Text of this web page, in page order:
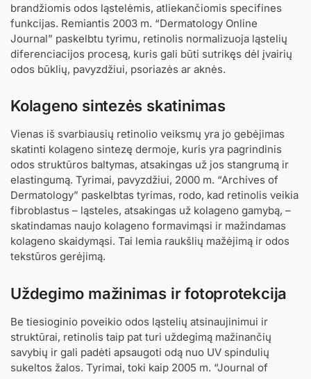
brandžiomis odos ląstelėmis, atliekančiomis specifines
funkcijas. Remiantis 2003 m. “Dermatology Online
Journal” paskelbtu tyrimu, retinolis normalizuoja ląstelių
diferenciacijos procesą, kuris gali būti sutrikęs dėl įvairių
odos būklių, pavyzdžiui, psoriazės ar aknės.
Kolageno sintezės skatinimas
Vienas iš svarbiausių retinolio veiksmų yra jo gebėjimas
skatinti kolageno sintezę dermoje, kuris yra pagrindinis
odos struktūros baltymas, atsakingas už jos stangrumą ir
elastingumą. Tyrimai, pavyzdžiui, 2000 m. “Archives of
Dermatology” paskelbtas tyrimas, rodo, kad retinolis veikia
fibroblastus – ląsteles, atsakingas už kolageno gamybą, –
skatindamas naujo kolageno formavimąsi ir mažindamas
kolageno skaidymąsi. Tai lemia raukšlių mažėjimą ir odos
tekstūros gerėjimą.
Uždegimo mažinimas ir fotoprotekcija
Be tiesioginio poveikio odos ląstelių atsinaujinimui ir
struktūrai, retinolis taip pat turi uždegimą mažinančių
savybių ir gali padėti apsaugoti odą nuo UV spindulių
sukeltos žalos. Tyrimai, toki kaip 2005 m. “Journal of